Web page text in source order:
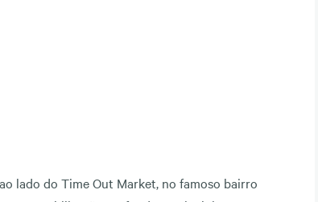
lado do Time Out Market, no famoso bairro